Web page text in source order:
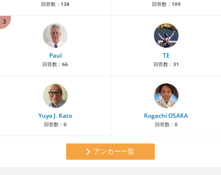
回答数： 138 回答数： 109
3
Paul
回答数： 66
TE
回答数： 31
Yuya J. Kato
回答数： 0
Kogachi OSAKA
回答数： 0
アンカー一覧